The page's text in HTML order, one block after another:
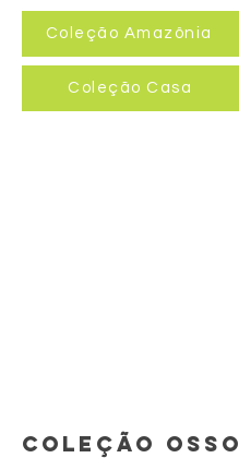
Coleção Amazônia
Coleção Casa
COLEÇÃO OSSO